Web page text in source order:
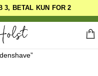
BETAL KUN FOR 2
DESIGNS